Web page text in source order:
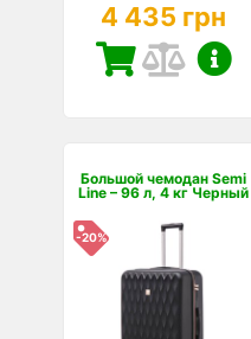
4 435 грн
Большой чемодан Semi
Line – 96 л, 4 кг Черный
-20%